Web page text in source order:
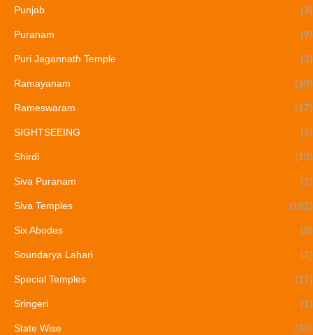
Punjab (3)
Puranam (9)
Puri Jagannath Temple (3)
Ramayanam (10)
Rameswaram (17)
SIGHTSEEING (6)
Shirdi (10)
Siva Puranam (1)
Siva Temples (102)
Six Abodes (8)
Soundarya Lahari (2)
Special Temples (17)
Sringeri (1)
State Wise (36)